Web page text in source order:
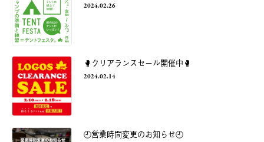
2024.02.26
🥊クリアランスセール開催中🥊
2024.02.14
🕘営業時間変更のお知らせ🕘